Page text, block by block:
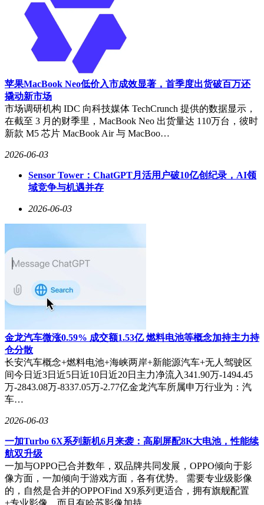
苹果MacBook Neo低价入市成效显著，首季度出货破百万还
撬动新市场
市场调研机构 IDC 向科技媒体 TechCrunch 提供的数据显示，
在截至 3 月的财季里，MacBook Neo 出货量达 110万台，彼时
新款 M5 芯片 MacBook Air 与 MacBoo…
2026-06-03
Sensor Tower：ChatGPT月活用户破10亿创纪录，AI领
域竞争与机遇并存
2026-06-03
金龙汽车微涨0.59% 成交额1.53亿 燃料电池等概念加持主力持
仓分散
长安汽车概念+燃料电池+海峡两岸+新能源汽车+无人驾驶区
间今日近3日近5日近10日近20日主力净流入341.90万-1494.45
万-2843.08万-8337.05万-2.77亿金龙汽车所属申万行业为：汽
车…
2026-06-03
一加Turbo 6X系列新机6月来袭：高刷屏配8K大电池，性能续
航双升级
一加与OPPO已合并数年，双品牌共同发展，OPPO倾向于影
像方面，一加倾向于游戏方面，各有优势。 需要专业级影像
的，自然是合并的OPPOFind X9系列更适合，拥有旗舰配置
+专业影像，而且有哈苏影像加持，…